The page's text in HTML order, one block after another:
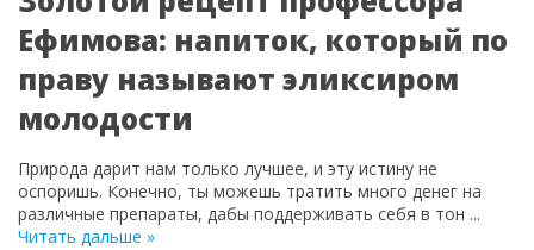
Ефимова: напиток, который по
праву называют эликсиром
молодости
Природа дарит нам только лучшее, и эту истину не
оспоришь. Конечно, ты можешь тратить много денег на
различные препараты, дабы поддерживать себя в тон ...
Читать дальше »